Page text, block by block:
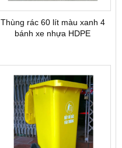
Thùng rác 60 lít màu xanh 4
bánh xe nhựa HDPE